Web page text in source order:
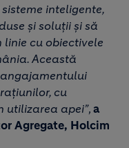
inteligente,
și soluții și să
linie cu obiectivele
Această
cu
utilizarea apei”, a
Agregate, Holcim